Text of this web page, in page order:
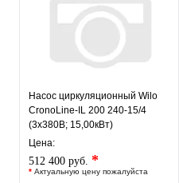
Насос циркуляционный Wilo
CronoLine-IL 200 240-15/4
(3х380В; 15,00кВт)
Цена:
512 400 руб. *
* Актуальную цену пожалуйста